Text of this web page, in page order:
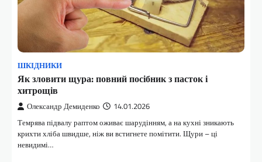
ШКІДНИКИ
Як зловити щура: повний посібник з пасток і
хитрощів
Олександр Демиденко 14.01.2026
Темрява підвалу раптом оживає шарудінням, а на кухні зникають
крихти хліба швидше, ніж ви встигнете помітити. Щури – ці
невидимі…